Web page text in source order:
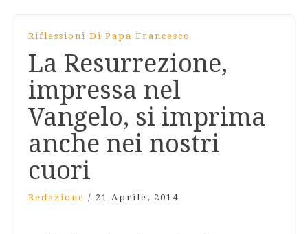
Riflessioni Di Papa Francesco
La Resurrezione,
impressa nel
Vangelo, si imprima
anche nei nostri
cuori
Redazione / 21 Aprile, 2014